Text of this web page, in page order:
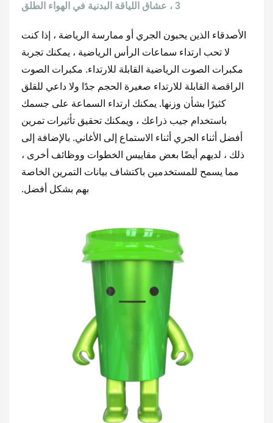
3 ، عشاق اللياقة البدنية في الهواء الطلق
الأصدقاء الذين يحبون الجري أو ممارسة الرياضة ، إذا كنت
لا تحب ارتداء سماعات الرأس الرياضية ، يمكنك تجربة
مكبرات الصوت الرياضية القابلة للارتداء. مكبرات الصوت
الراقصة القابلة للارتداء صغيرة الحجم جدًا ولا داعي للقلق
كثيرًا بشأن وزنها. يمكنك ارتداء السماعة على جسمك
باستخدام جيب ذراعك ، ويمكنك تحقيق تأثيرات تمرين
أفضل أثناء الجري أثناء الاستماع إلى الأغاني. بالإضافة إلى
ذلك ، لديهم أيضًا بعض مقاييس الخطوات ووظائف أخرى ،
مما يسمح للمستخدمين باكتشاف بيانات التمرين الخاصة
بهم بشكل أفضل.